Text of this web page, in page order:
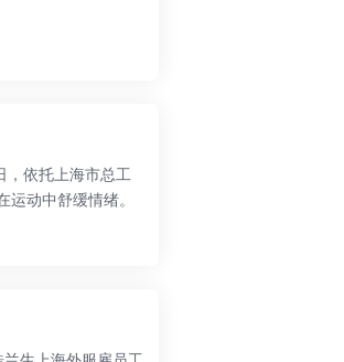
，依托上海市总工
动中舒缓情绪。